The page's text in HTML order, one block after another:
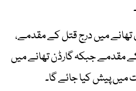
تھانے میں درج قتل کے مقدمے،
مقدمے جبکہ گارڈن تھانے میں
میں پیش کیا جائے گا۔